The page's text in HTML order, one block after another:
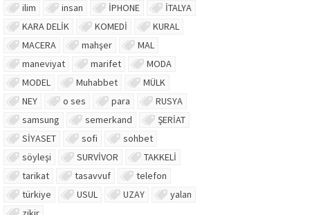
ilim
insan İPHONE
İTALYA
KARA DELİK
KOMEDİ
KURAL
MACERA
mahşer
MAL
maneviyat
marifet
MODA
MODEL
Muhabbet
MÜLK
NEY
o ses para
RUSYA
samsung
semerkand
ŞERİAT
SİYASET
sofi
sohbet
söyleşi
SURVİVOR
TAKKELİ
tarikat
tasavvuf
telefon
türkiye
USUL UZAY
yalan